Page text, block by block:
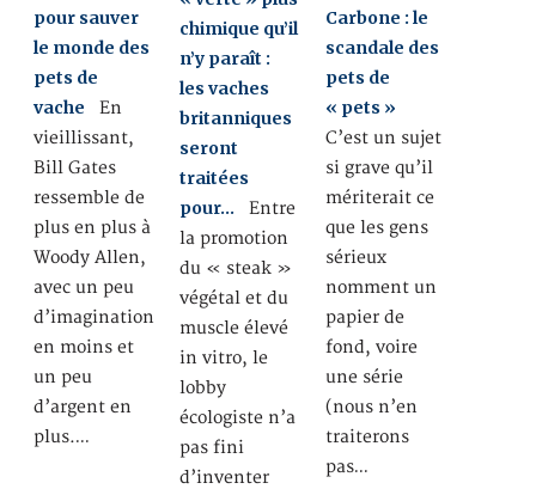
pour sauver
le monde des
pets de
vache En
vieillissant,
Bill Gates
ressemble de
plus en plus à
Woody Allen,
avec un peu
d’imagination
en moins et
un peu
d’argent en
plus.…
chimique qu’il
n’y paraît :
les vaches
britanniques
seront
traitées
pour… Entre
la promotion
du « steak »
végétal et du
muscle élevé
in vitro, le
lobby
écologiste n’a
pas fini
d’inventer
Carbone : le
scandale des
pets de
« pets »
C’est un sujet
si grave qu’il
mériterait ce
que les gens
sérieux
nomment un
papier de
fond, voire
une série
(nous n’en
traiterons
pas…